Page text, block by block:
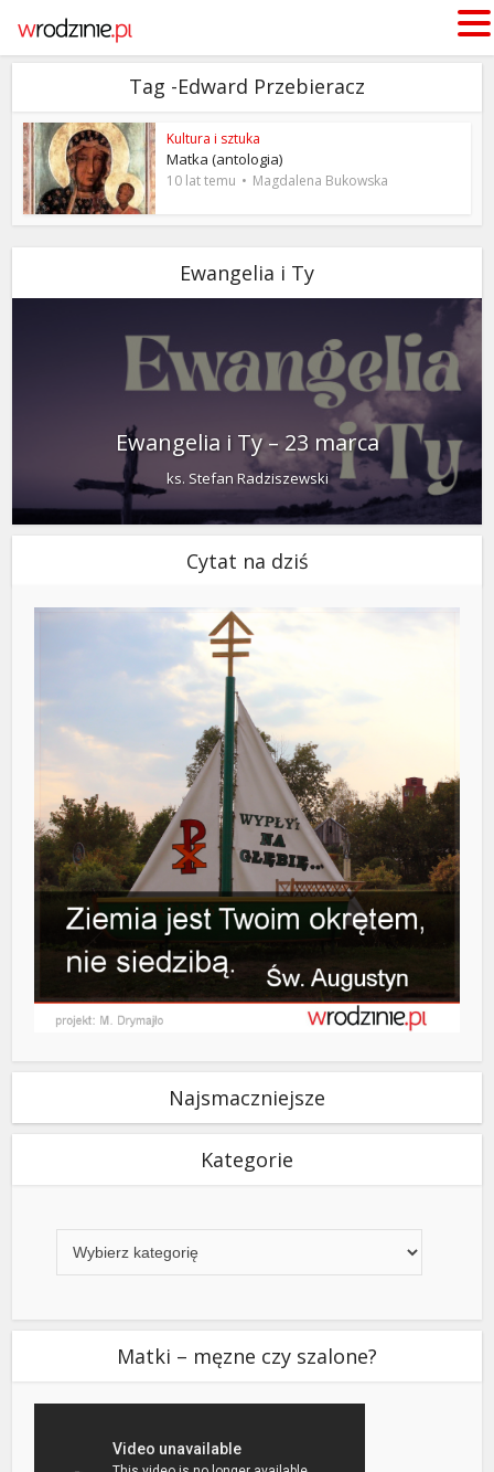
Tag -Edward Przebieracz
Kultura i sztuka
Matka (antologia)
10 lat temu Magdalena Bukowska
Ewangelia i Ty
Ewangelia i Ty – 23 marca
ks. Stefan Radziszewski
Cytat na dziś
Najsmaczniejsze
Kategorie
Matki – męzne czy szalone?